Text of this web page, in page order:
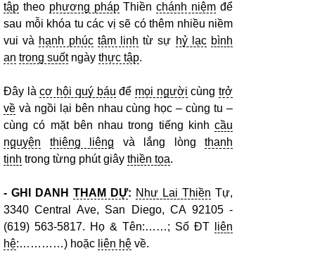
tập theo phương phápThiềnchánh niệm để
sau mỗi khóa tu các vị sẽ có thêm nhiều niềm
vui và hạnh phúc tâm linh từ sự hỷ lạc bình
an trong suốtngày thực tập.
Đây làcơ hội quý báu để mọi người cùngtrở
về và ngồi lại bên nhau cùng học – cùng tu –
cùng có mặt bên nhau trong tiếng kinh cầu
nguyện
thiêng liêng và lắng lòng thanh
tịnh trong từng phút giây thiền tọa.
- GHI DANH THAM DỰ: Như Lai Thiền Tự,
3340 Central Ave, San Diego, CA 92105 -
(619) 563-5817. Họ & Tên:……; Số ĐT
liên
hệ:…………) hoặc liên hệ về.